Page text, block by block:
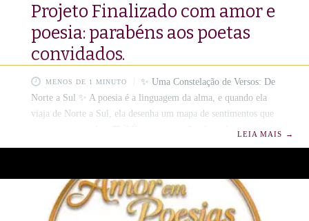
Projeto Finalizado com amor e
poesia: parabéns aos poetas
convidados.
MENOS DE 1 MINUTO
✨ Uma Constelação de Versos: De
Norte a Sul ✨ A poesia é a linguagem da alma, e quando ela
viaja de Norte a Sul, ela desenha um mapa de sentimentos que
nos conecta a todos. 💙🥂É com o coração pleno de gratidão
pela presença de mentes brilhantes e almas sensíveis, unidas
pelo propósito sublime de transformar o silêncio em arte.
LEIA MAIS →